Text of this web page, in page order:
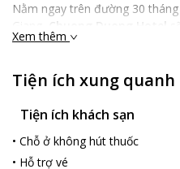
Nằm ngay trên đường 30
Chuong Duong Hotel
phút giây thư giãn cho du
Đặc điểm khách sạn:
tổng số 48 phòng nghỉ ngơi
đồ dùng tiện nghi trong cuộc
phẳng 31 inch, máy điều hòa
Xem thêm
Tiện ích xung quanh
Tiện ích khách sạn
• Chỗ ở không hút thuốc
• Hỗ trợ vé